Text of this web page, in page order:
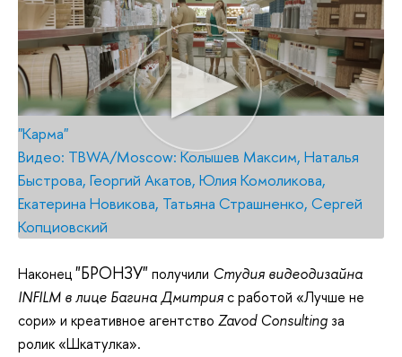
"Карма"
Видео: TBWA/Moscow: Колышев Максим, Наталья
Быстрова, Георгий Акатов, Юлия Комоликова,
Екатерина Новикова, Татьяна Страшненко, Сергей
Копциовский
Наконец"БРОНЗУ"получили Студия видеодизайна
INFILM в лице Багина Дмитрияс работой «Лучше не
сори» и креативное агентство Zavod Consulting за
ролик «Шкатулка».